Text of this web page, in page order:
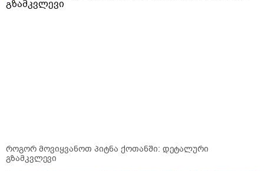
როგორ მოვიყვანოთ პიტნა ქოთანში: დეტალური
გზამკვლევი